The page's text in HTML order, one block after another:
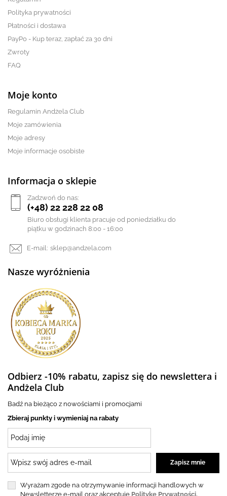
Polityka prywatności
Płatności i dostawa
PayPo - Kup teraz, zapłać za 30 dni
Zwroty
FAQ
Moje konto
Regulamin Andżela Club
Moje zamówienia
Moje adresy
Moje informacje osobiste
Informacja o sklepie
Zadzwoń do nas:
(+48) 22 228 22 08
Biuro obsługi klienta pracuje od poniedziałku do
piątku w godzinach 8:00 - 16:00
E-mail: sklep@andzela.com
Nasze wyróżnienia
Odbierz -10% rabatu, zapisz się do newslettera i
Andżela Club
Badź na bieżąco z nowościami i promocjami
Zbieraj punkty i wymieniaj na rabaty
Wyrażam zgode na otrzymywanie informacji handlowych w
Newsletterze e-mail oraz akceptuję Politykę Prywatności.